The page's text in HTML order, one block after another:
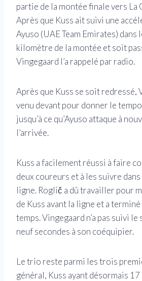
partie de la montée finale vers La
Après que Kuss ait suivi une
Ayuso (UAE Team Emirates) dans
kilomètre de la montée et soit
Vingegaard l’a rappelé par radio.
Après que Kuss se soit redressé,
venu devant pour donner le
jusqu’à ce qu’Ayuso attaque à
l’arrivée.
Kuss a facilement réussi à faire
deux coureurs et à les suivre
ligne. Roglič a dû travailler pour
de Kuss avant la ligne et a terminé
temps. Vingegaard n’a pas suivi
neuf secondes à son coéquipier.
Le trio reste parmi les trois
général, Kuss ayant désormais 17